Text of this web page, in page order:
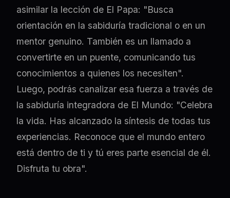
asimilar la lección de El Papa: "Busca
orientación en la sabiduría tradicional o en un
mentor genuino. También es un llamado a
convertirte en un puente, comunicando tus
conocimientos a quienes los necesiten".
Luego, podrás canalizar esa fuerza a través de
la sabiduría integradora de El Mundo: "Celebra
la vida. Has alcanzado la síntesis de todas tus
experiencias. Reconoce que el mundo entero
está dentro de ti y tú eres parte esencial de él.
Disfruta tu obra".